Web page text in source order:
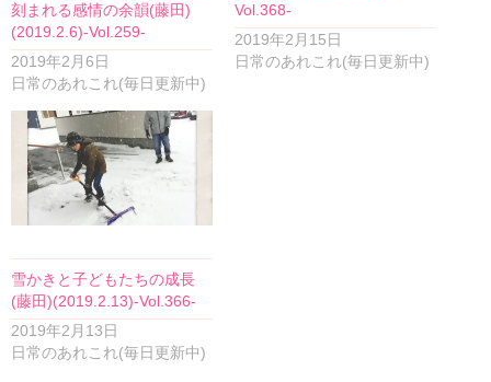
刻まれる感情の余韻(藤田)
(2019.2.6)-Vol.259-
2019年2月6日
日常のあれこれ(毎日更新中)
Vol.368-
2019年2月15日
日常のあれこれ(毎日更新中)
雪かきと子どもたちの成長
(藤田)(2019.2.13)-Vol.366-
2019年2月13日
日常のあれこれ(毎日更新中)